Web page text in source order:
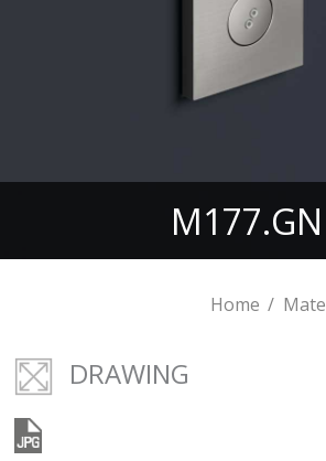
M177.GN
Home Mate
DRAWING